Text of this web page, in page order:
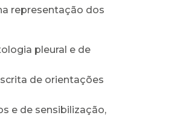
representação dos
pleural e de
de orientações
e de sensibilização,